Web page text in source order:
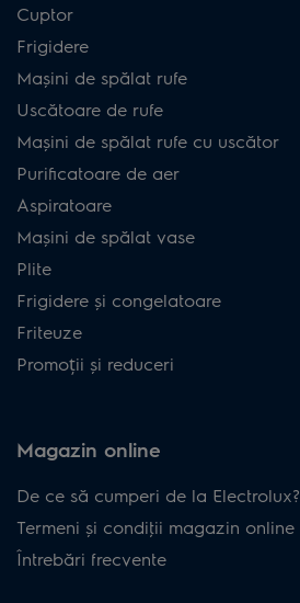
Cuptor
Frigidere
Mașini de spălat rufe
Uscătoare de rufe
Mașini de spălat rufe cu uscător
Purificatoare de aer
Aspiratoare
Mașini de spălat vase
Plite
Frigidere și congelatoare
Friteuze
Promoții și reduceri
Magazin online
De ce să cumperi de la Electrolux?
Termeni și condiţii magazin online
Întrebări frecvente